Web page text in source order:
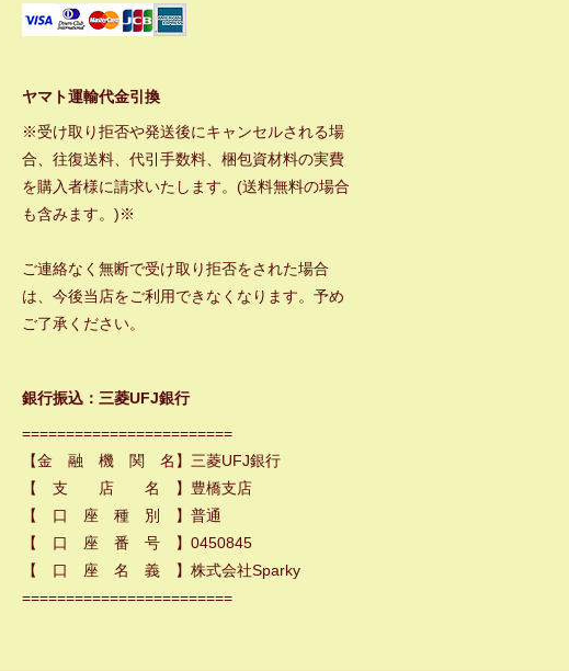
ヤマト運輸代金引換
※受け取り拒否や発送後にキャンセルされる場
合、往復送料、代引手数料、梱包資材料の実費
を購入者様に請求いたします。(送料無料の場合
も含みます。)※
ご連絡なく無断で受け取り拒否をされた場合
は、今後当店をご利用できなくなります。予め
ご了承ください。
銀行振込：三菱UFJ銀行
========================
【金 融 機 関 名】三菱UFJ銀行
【 支 店 名 】豊橋支店
【 口 座 種 別 】普通
【 口 座 番 号 】0450845
【 口 座 名 義 】株式会社Sparky
========================